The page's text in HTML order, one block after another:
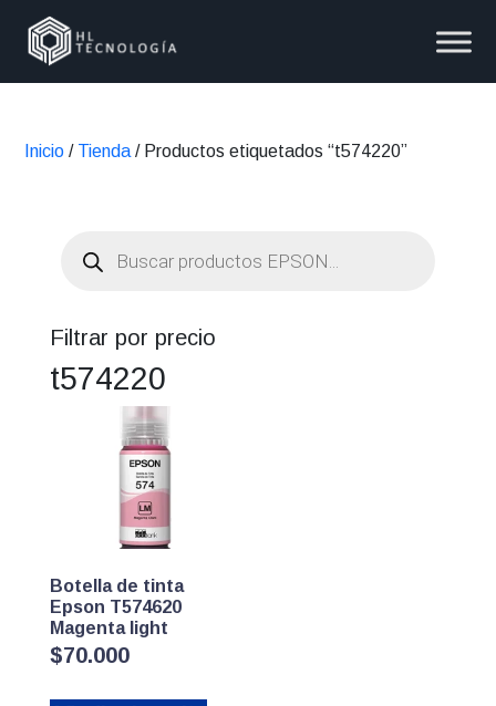
Inicio / Tienda / Productos etiquetados “t574220”
productos
Filtrar por precio
t574220
Botella de tinta
Epson T574620
Magenta light
$70.000